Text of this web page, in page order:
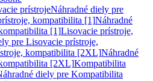
prístrojeNáhradné diely pre
kompatibilita [1]Náhradné
[1]Lisovacie prístroje,
pre Lisovacie prístroje,
kompatibilita [2XL]Náhradné
[2XL]Kompatibilita
diely pre Kompatibilita